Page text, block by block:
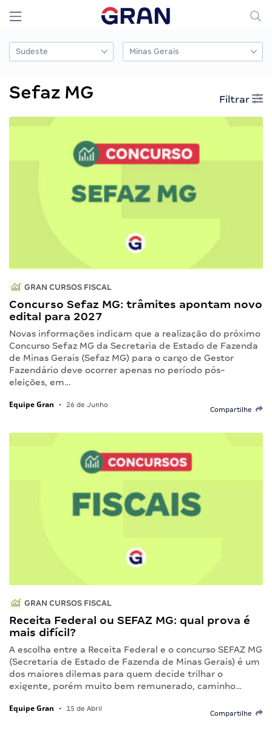
Sefaz MG Filtrar
GRAN CURSOS FISCAL
Concurso Sefaz MG: trâmites apontam novo
edital para 2027
Novas informações indicam que a realização do próximo
Concurso Sefaz MG da Secretaria de Estado de Fazenda
de Minas Gerais (Sefaz MG) para o cargo de Gestor
Fazendário deve ocorrer apenas no período pós-
eleições, em…
Equipe Gran • 26 de Junho
Compartilhe
GRAN CURSOS FISCAL
Receita Federal ou SEFAZ MG: qual prova é
mais difícil?
A escolha entre a Receita Federal e o concurso SEFAZ MG
(Secretaria de Estado de Fazenda de Minas Gerais) é um
dos maiores dilemas para quem decide trilhar o
exigente, porém muito bem remunerado, caminho…
Equipe Gran • 15 de Abril
Compartilhe